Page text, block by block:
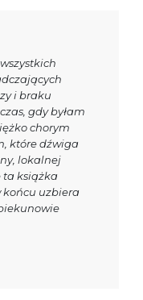
i braku
gdy byłam
chorym
które dźwiga
lokalnej
ta książka
uzbiera